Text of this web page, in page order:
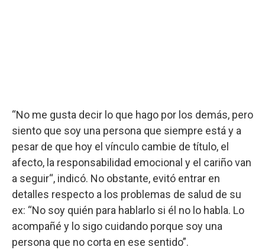
“No me gusta decir lo que hago por los demás, pero
siento que soy una persona que siempre está y a
pesar de que hoy el vínculo cambie de título, el
afecto, la responsabilidad emocional y el cariño van
a seguir“, indicó. No obstante, evitó entrar en
detalles respecto a los problemas de salud de su
ex: “No soy quién para hablarlo si él no lo habla. Lo
acompañé y lo sigo cuidando porque soy una
persona que no corta en ese sentido”.